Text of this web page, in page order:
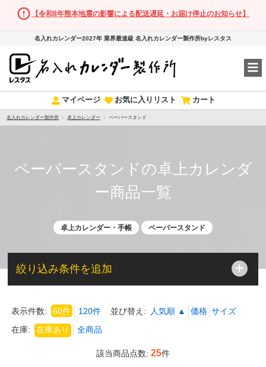
【令和8年熊本地震の影響による配送遅延・お届け停止のお知らせ】
名入れカレンダー2027年 業界最速級 名入れカレンダー製作所byレスタス
マイページ お気に入りリスト カート
名入れカレンダー製作所 卓上カレンダー ペーパースタンド
ペーパースタンドの卓上カレンダ
ー商品一覧
卓上カレンダー・手帳 ペーパースタンド
絞り込み条件を追加
表示件数: 60件 120件 並び替え: 人気順 ▲ 価格 サイズ
在庫:
該当商品点数: 25件